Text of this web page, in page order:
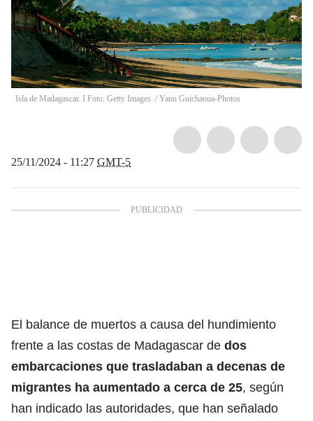
Isla de Madagascar. I Foto: Getty Images. / Yann Guichaoua-Photos
25/11/2024 - 11:27 GMT-5
El balance de muertos a causa del hundimiento
frente a las costas de Madagascar de dos
embarcaciones que trasladaban a decenas de
migrantes ha aumentado a cerca de 25, según
han indicado las autoridades, que han señalado